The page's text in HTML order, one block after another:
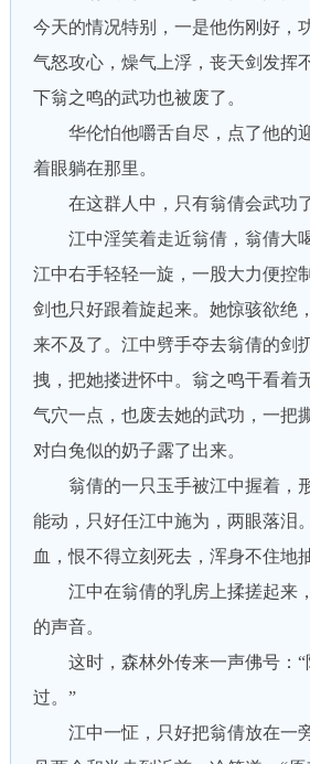
今天的情况特别，一是他伤刚好，
气怒攻心，燥气上浮，丧天剑发挥
下翁之鸣的武功也被废了。
华伦怕他嚼舌自尽，点了他的
着眼躺在那里。
在这群人中，只有翁倩会武功了
江中淫笑着走近翁倩，翁倩大喝
江中右手轻轻一旋，一股大力便控
剑也只好跟着旋起来。她惊骇欲绝
来不及了。江中劈手夺去翁倩的剑
拽，把她搂进怀中。翁之鸣干看着
气穴一点，也废去她的武功，一把
对白兔似的奶子露了出来。
翁倩的一只玉手被江中握着，
能动，只好任江中施为，两眼落泪
血，恨不得立刻死去，浑身不住地
江中在翁倩的乳房上揉搓起来
的声音。
这时，森林外传来一声佛号：“
过。”
江中一怔，只好把翁倩放在一旁